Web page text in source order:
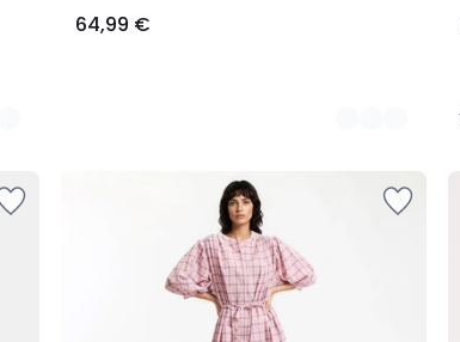
64,99 €